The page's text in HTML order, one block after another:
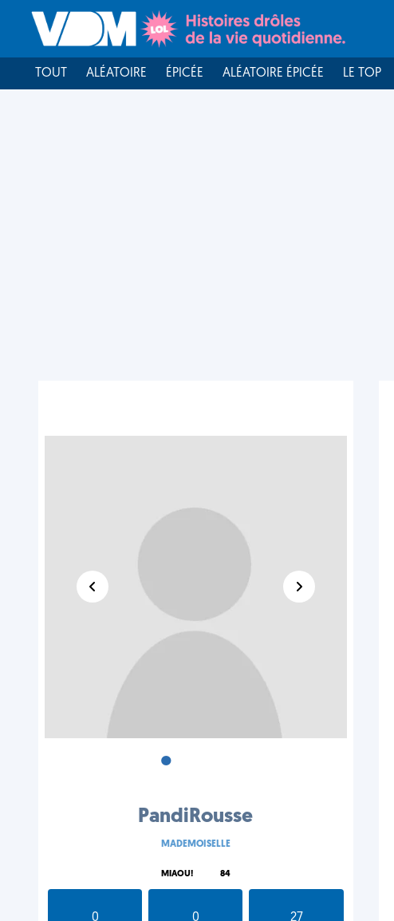
TOUT ALÉATOIRE ÉPICÉE ALÉATOIRE ÉPICÉE LE TOP
•
PandiRousse
MADEMOISELLE
MIAOU! 84
0
0
27